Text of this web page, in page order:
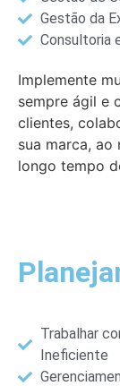
Gestão da
Consultoria
Implemente
sempre ágil e
clientes,
sua marca,
longo tempo
Trabalhar
Ineficiente